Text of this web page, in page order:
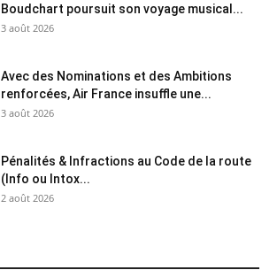
Boudchart poursuit son voyage musical...
3 août 2026
Avec des Nominations et des Ambitions
renforcées, Air France insuffle une...
3 août 2026
Pénalités & Infractions au Code de la route
(Info ou Intox...
2 août 2026